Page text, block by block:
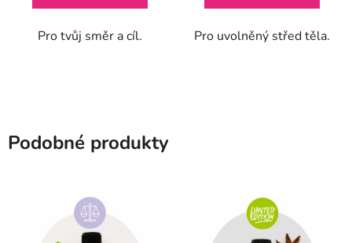
Pro tvůj směr a cíl.
hvězdiček.
Pro uvolněný střed těla.
Podobné produkty